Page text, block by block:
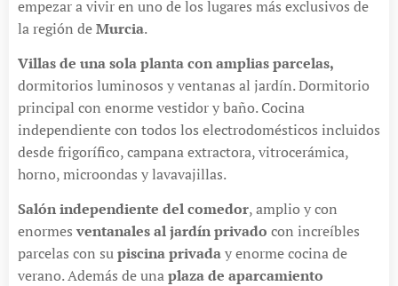
empezar a vivir en uno de los lugares más exclusivos de
la región deMurcia.
Villas de una sola planta con amplias parcelas,
dormitorios luminosos y ventanas al jardín. Dormitorio
principal con enorme vestidor y baño. Cocina
independiente con todos los electrodomésticos incluidos
desde frigorífico, campana extractora, vitrocerámica,
horno, microondas y lavavajillas.
Salón independiente del comedor, amplio y con
enormesventanales al jardín privado con increíbles
parcelas con supiscina privaday enorme cocina de
verano. Además de unaplaza de aparcamiento